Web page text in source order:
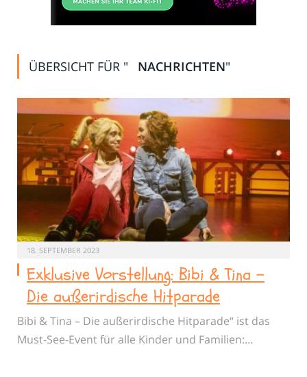
ÜBERSICHT FÜR " NACHRICHTEN"
18. SEPTEMBER 2023
Exklusive Vorstellung: Bibi & Tina –
Die außerirdische Hitparade
Bibi & Tina – Die außerirdische Hitparade“ ist das
Must-See-Event für alle Kinder und Familien:…